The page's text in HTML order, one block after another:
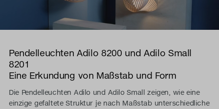
Pendelleuchten Adilo 8200 und Adilo Small
8201
Eine Erkundung von Maßstab und Form
Die Pendelleuchten Adilo und Adilo Small zeigen, wie eine
einzige gefaltete Struktur je nach Maßstab unterschiedliche